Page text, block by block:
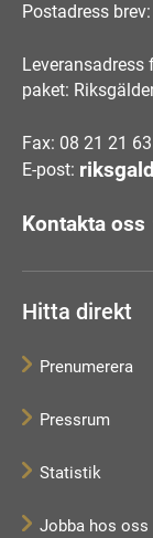
Postadress
Leveransadress
paket:
Fax: 08 21 21 63
E-post:
Kontakta oss
Hitta direkt
Prenumerera
Pressrum
Statistik
Jobba hos oss